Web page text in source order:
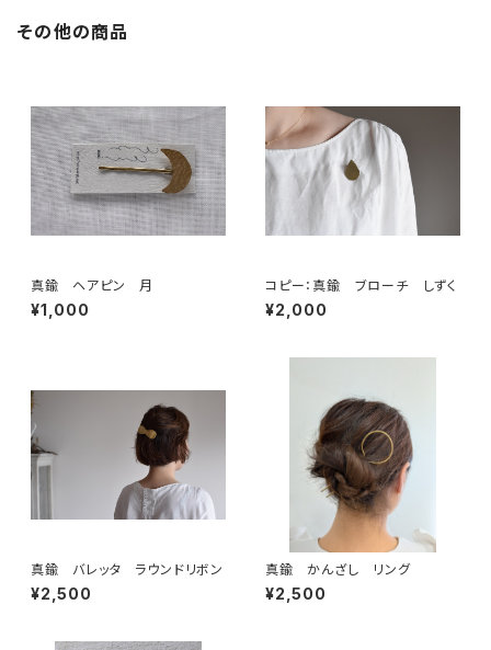
その他の商品
真鍮 ヘアピン 月
¥1,000
コピー：真鍮 ブローチ しずく
¥2,000
真鍮 バレッタ ラウンドリボン
¥2,500
真鍮 かんざし リング
¥2,500